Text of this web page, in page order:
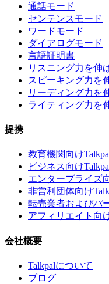
通話モード
センテンスモード
ワードモード
ダイアログモード
言語証明書
リスニング力を伸
スピーキング力を
リーディング力を
ライティング力を
提携
教育機関向け
ビジネス向け
エンタープライズ
非営利団体向け
転売業者およびパ
アフィリエイト向
会社概要
Talkpalについて
ブログ